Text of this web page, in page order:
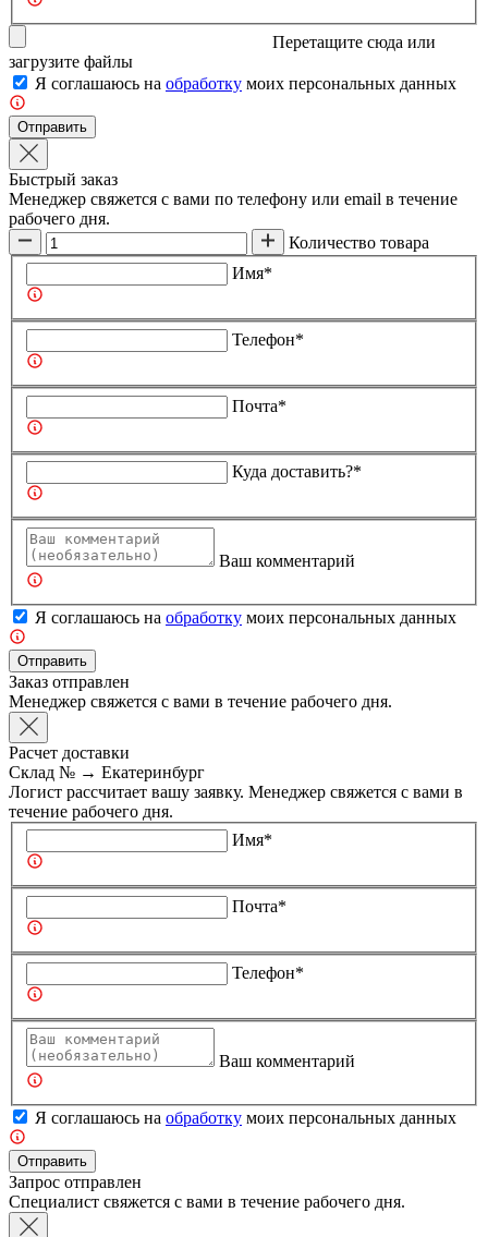
Перетащите сюда или
загрузите файлы
Я соглашаюсь на обработку моих персональных данных
Отправить
Быстрый заказ
Менеджер свяжется с вами по телефону или email в течение
рабочего дня.
Количество товара
Имя*
Телефон*
Почта*
Куда доставить?*
Ваш комментарий
Я соглашаюсь на обработку моих персональных данных
Отправить
Заказ отправлен
Менеджер свяжется с вами в течение рабочего дня.
Расчет доставки
Склад № → Екатеринбург
Логист рассчитает вашу заявку. Менеджер свяжется с вами в
течение рабочего дня.
Имя*
Почта*
Телефон*
Ваш комментарий
Я соглашаюсь на обработку моих персональных данных
Отправить
Запрос отправлен
Специалист свяжется с вами в течение рабочего дня.